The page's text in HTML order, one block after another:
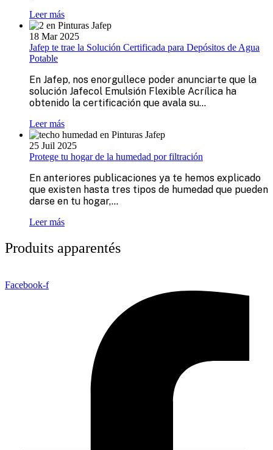
Leer más
18 Mar 2025
Jafep te trae la Solución Certificada para Depósitos de Agua
Potable
En Jafep, nos enorgullece poder anunciarte que la
solución Jafecol Emulsión Flexible Acrílica ha
obtenido la certificación que avala su...
Leer más
25 Juil 2025
Protege tu hogar de la humedad por filtración
En anteriores publicaciones ya te hemos explicado
que existen hasta tres tipos de humedad que pueden
darse en tu hogar,...
Leer más
Produits apparentés
Facebook-f